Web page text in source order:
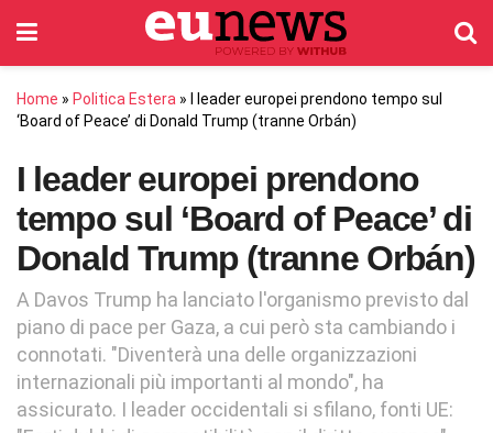
Home » Politica Estera »
I leader europei prendono tempo sul
‘Board of Peace’ di Donald Trump (tranne Orbán)
I leader europei prendono
tempo sul ‘Board of Peace’ di
Donald Trump (tranne Orbán)
A Davos Trump ha lanciato l'organismo previsto dal
piano di pace per Gaza, a cui però sta cambiando i
connotati. "Diventerà una delle organizzazioni
internazionali più importanti al mondo", ha
assicurato. I leader occidentali si sfilano, fonti UE: